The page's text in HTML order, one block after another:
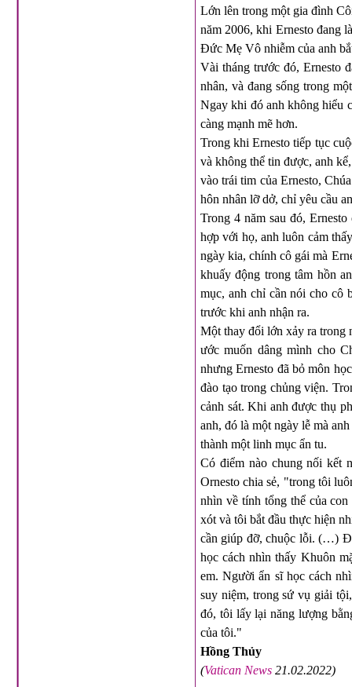
Lớn lên trong một gia đình
năm 2006, khi Ernesto đang
Đức Mẹ Vô nhiễm của anh
Vài tháng trước đó, Ernesto
nhân, và đang sống trong
Ngay khi đó anh không hiểu
càng mạnh mẽ hơn.
Trong khi Ernesto tiếp tục
và không thể tin được, anh
vào trái tim của Ernesto,
hôn nhân lỡ dở, chỉ yêu cầu
Trong 4 năm sau đó,
hợp với họ, anh luôn cảm
ngày kia, chính cô gái mà
khuấy động trong tâm hồn
mục, anh chỉ cần nói cho cô
trước khi anh nhận ra.
Một thay đổi lớn xảy ra trong
ước muốn dâng mình cho
nhưng Ernesto đã bỏ môn
đào tạo trong chủng viện.
cảnh sát. Khi anh được thụ
anh, đó là một ngày lễ mà
thành một linh mục ẩn tu.
Có điểm nào chung nối kết
Ornesto chia sẻ, "trong tôi
nhìn về tính tổng thể của
xót và tôi bắt đầu thực hiện
cần giúp đỡ, chuộc lỗi. (…)
học cách nhìn thấy Khuôn
em. Người ẩn sĩ học cách
suy niệm, trong sứ vụ giải
đó, tôi lấy lại năng lượng
của tôi."
Hồng Thủy
(Vatican News 21.02.2022)